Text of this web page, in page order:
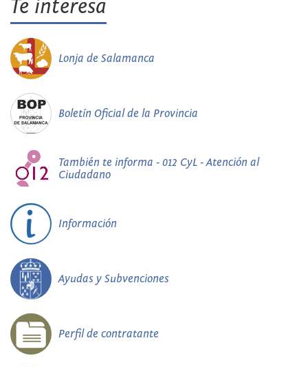
Te interesa
Lonja de Salamanca
Boletín Oficial de la Provincia
También te informa - 012 CyL - Atención al
Ciudadano
Información
Ayudas y Subvenciones
Perfil de contratante